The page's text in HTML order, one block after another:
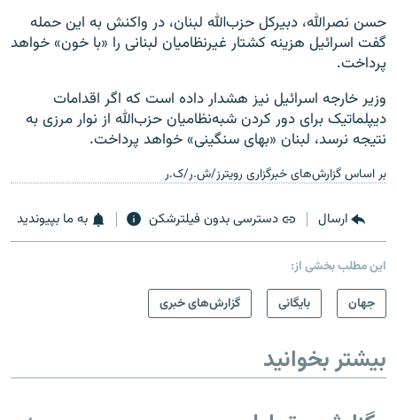
حسن نصرالله، دبیرکل حزب‌الله لبنان، در واکنش به این حمله
گفت اسرائیل هزینه کشتار غیرنظامیان لبنانی را «با خون» خواهد
پرداخت.
وزیر خارجه اسرائیل نيز هشدار داده است که اگر اقدامات
دیپلماتیک برای دور کردن شبه‌نظامیان حزب‌الله از نوار مرزی به
نتیجه نرسد، لبنان «بهای سنگینی» خواهد پرداخت.
بر اساس گزارش‌های خبرگزاری رویترز/ش.ر/ک.ر
ارسال دسترسی بدون فیلترشکن به ما بپیوندید
این مطلب بخشی از:
جهان
بایگانی گزارش‌های خبری
بیشتر بخوانید